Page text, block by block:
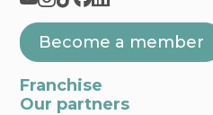
Become a member
Franchise
Our partners